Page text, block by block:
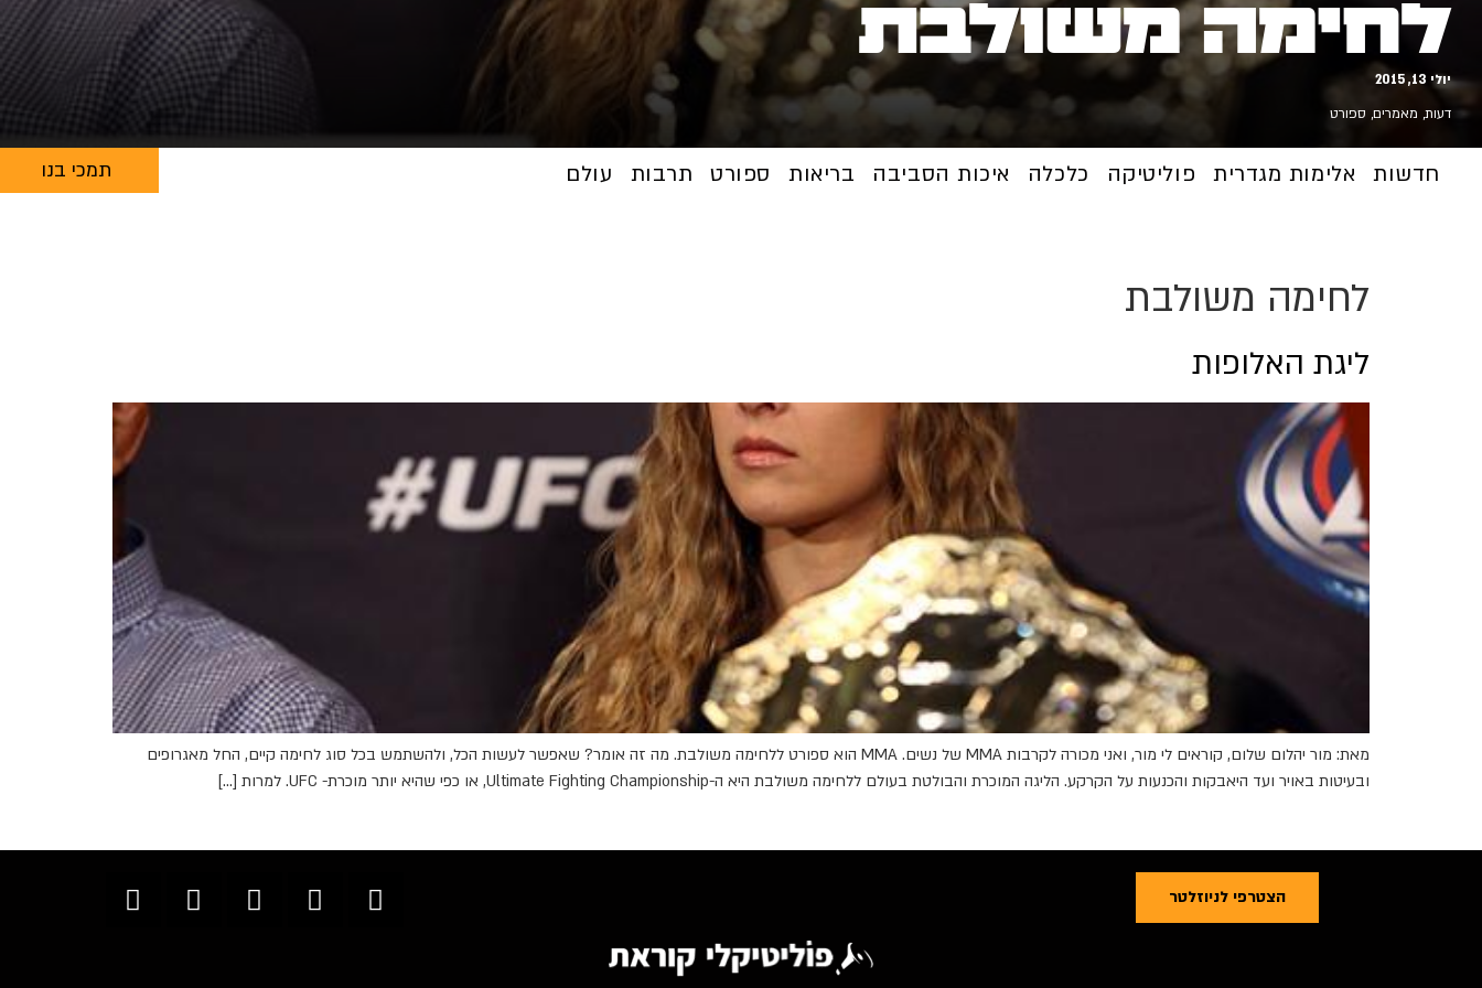
לחימה משולבת
יולי 13, 2015
דעות, מאמרים, ספורט
חדשות אלימות מגדרית פוליטיקה כלכלה איכות הסביבה בריאות ספורט תרבות עולם תמכי בנו
לחימה משולבת
ליגת האלופות
מאת: מור יהלום שלום, קוראים לי מור, ואני מכורה לקרבות MMA של נשים. MMA הוא ספורט ללחימה משולבת. מה זה אומר? שאפשר לעשות הכל, ולהשתמש בכל סוג לחימה קיים, החל מאגרופים
ובעיטות באויר ועד היאבקות והכנעות על הקרקע. הליגה המוכרת והבולטת בעולם ללחימה משולבת היא ה-Ultimate Fighting Championship, או כפי שהיא יותר מוכרת- UFC. למרות […]
הצטרפי לניוזלטר